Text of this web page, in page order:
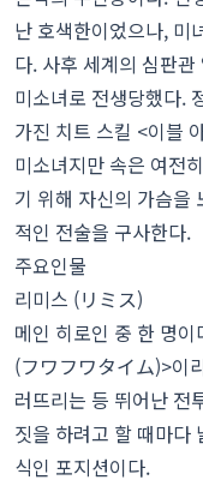
난 호색한이었으나, 미
다. 사후 세계의 심판
미소녀로 전생당했다.
가진 치트 스킬 <이블
미소녀지만 속은 여전
기 위해 자신의 가슴을
적인 전술을 구사한다.
주요인물
리미스 (リミス)
메인 히로인 중 한 명
(フワフワタイム)>이
러뜨리는 등 뛰어난 전
짓을 하려고 할 때마다
식인 포지션이다.